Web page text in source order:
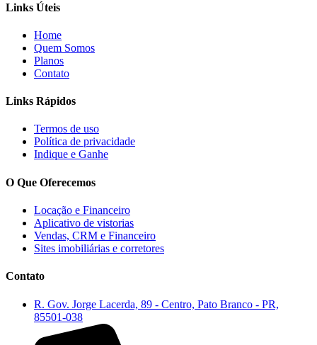
Links Úteis
Home
Quem Somos
Planos
Contato
Links Rápidos
Termos de uso
Política de privacidade
Indique e Ganhe
O Que Oferecemos
Locação e Financeiro
Aplicativo de vistorias
Vendas, CRM e Financeiro
Sites imobiliárias e corretores
Contato
R. Gov. Jorge Lacerda, 89 - Centro, Pato Branco - PR,
85501-038